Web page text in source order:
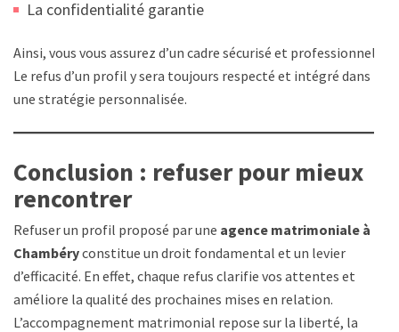
La confidentialité garantie
Ainsi, vous vous assurez d’un cadre sécurisé et professionnel.
Le refus d’un profil y sera toujours respecté et intégré dans
une stratégie personnalisée.
Conclusion : refuser pour mieux
rencontrer
Refuser un profil proposé par une agence matrimoniale à
Chambéryconstitue un droit fondamental et un levier
d’efficacité. En effet, chaque refus clarifie vos attentes et
améliore la qualité des prochaines mises en relation.
L’accompagnement matrimonial repose sur la liberté, la